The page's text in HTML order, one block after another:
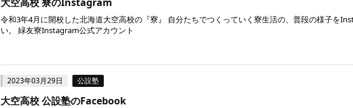
令和3年4月に開校した北海道大空高校の『寮』 自分たちでつくっていく寮生活の、普段の様子を
い。 緑友寮Instagram公式アカウント
2023年03月29日 公設塾
大空高校 公設塾のFacebook